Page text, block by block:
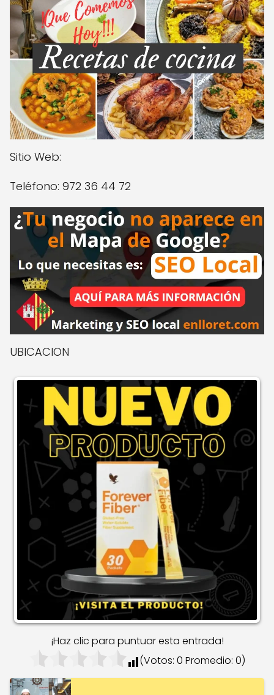
Sitio Web:
Teléfono: 972 36 44 72
UBICACION
¡Haz clic para puntuar esta entrada!
(Votos: 0 Promedio: 0)